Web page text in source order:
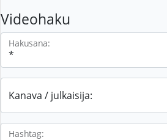
Videohaku
Hakusana:
Kanava / julkaisija:
Hashtag: